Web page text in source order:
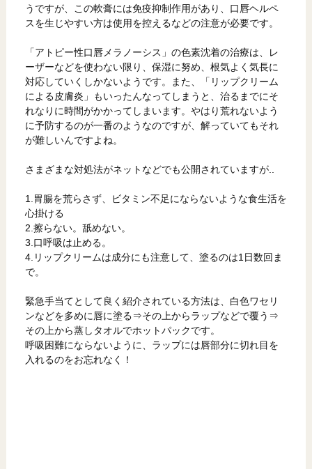
うですが、この軟膏には免疫抑制作用があり、口唇ヘルペ
スを生じやすい方は使用を控えるなどの注意が必要です。
「アトピー性口唇メラノーシス」の色素沈着の治療は、レ
ーザーなどを使わない限り、保湿に努め、根気よく気長に
対応していくしかないようです。また、「リップクリーム
による皮膚炎」もいったんなってしまうと、治るまでにそ
れなりに時間がかかってしまいます。やはり荒れないよう
に予防するのが一番のようなのですが、解っていてもそれ
が難しいんですよね。
さまざまな対処法がネットなどでも公開されていますが..
1.胃腸を荒らさず、ビタミン不足にならないような食生活を
心掛ける
2.擦らない。舐めない。
3.口呼吸は止める。
4.リップクリームは成分にも注意して、塗るのは1日数回ま
で。
緊急手当てとして良く紹介されている方法は、白色ワセリ
ンなどを多めに唇に塗る⇒その上からラップなどで覆う⇒
その上から蒸しタオルでホットパックです。
呼吸困難にならないように、ラップには唇部分に切れ目を
入れるのをお忘れなく！